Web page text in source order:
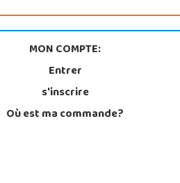
MON COMPTE:
Entrer
s'inscrire
Où est ma commande?